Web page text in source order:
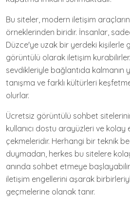
Bu siteler, modern iletişim
örneklerinden biridir. İnsanlar,
Düzce'ye uzak bir yerdeki kişilerle
görüntülü olarak iletişim
sevdikleriyle bağlantıda kalmanın
tanışma ve farklı kültürleri
olurlar.
Ücretsiz görüntülü sohbet
kullanıcı dostu arayüzleri ve kolay
çekmeleridir. Herhangi bir teknik
duymadan, herkes bu sitelere
anında sohbet etmeye
iletişim engellerini aşarak
geçmelerine olanak tanır.